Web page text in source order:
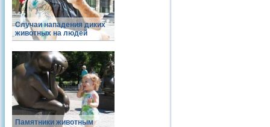
Случаи нападения диких
животных на людей
Памятники животным